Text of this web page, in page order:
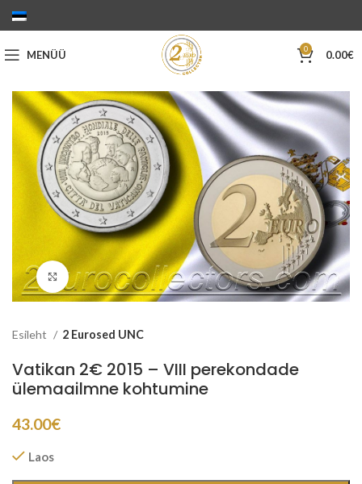
MENÜÜ 0 0.00€
Suurenda
Esileht 2 Eurosed UNC
Vatikan 2€ 2015 – VIII perekondade
ülemaailmne kohtumine
43.00€
Laos